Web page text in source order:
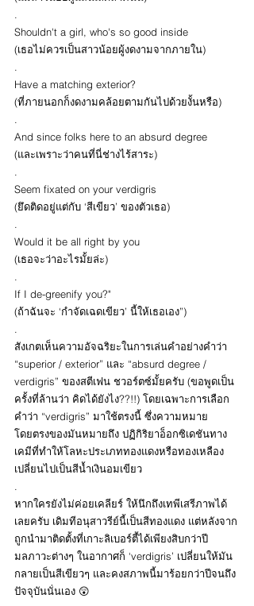
.
Shouldn't a girl, who's so good inside
(เธอไม่ควรเป็นสาวน้อยผู้งดงามจากภายใน)
.
Have a matching exterior?
(ที่ภายนอกก็งดงามคล้อยตามกันไปด้วยงั้นหรือ)
.
And since folks here to an absurd degree
(และเพราะว่าคนที่นี่ช่างไร้สาระ)
.
Seem fixated on your verdigris
(ยึดติดอยู่แต่กับ ‘สีเขียว’ ของตัวเธอ)
.
Would it be all right by you
(เธอจะว่าอะไรมั้ยล่ะ)
.
If I de-greenify you?"
(ถ้าฉันจะ ‘กำจัดเฉดเขียว’ นี้ให้เธอเอง”)
.
สังเกตเห็นความอัจฉริยะในการเล่นคำอย่างคำว่า
“superior / exterior” และ “absurd degree /
verdigris” ของสตีเฟน ชวอร์ตซ์มั้ยครับ (ขอพูดเป็น
ครั้งที่ล้านว่า คิดได้ยังไง??!!) โดยเฉพาะการเลือก
คำว่า “verdigris” มาใช้ตรงนี้ ซึ่งความหมาย
โดยตรงของมันหมายถึง ปฏิกิริยาอ็อกซิเดชันทาง
เคมีที่ทำให้โลหะประเภททองแดงหรือทองเหลือง
เปลี่ยนไปเป็นสีน้ำเงินอมเขียว
.
หากใครยังไม่ค่อยเคลียร์ ให้นึกถึงเทพีเสรีภาพได้
เลยครับ เดิมทีอนุสาวรีย์นี้เป็นสีทองแดง แต่หลังจาก
ถูกนำมาติดตั้งที่เกาะลิเบอร์ตี้ได้เพียงสิบกว่าปี
มลภาวะต่างๆ ในอากาศก็ ‘verdigris’ เปลี่ยนให้มัน
กลายเป็นสีเขียวๆ และคงสภาพนี้มาร้อยกว่าปีจนถึง
ปัจจุบันนั่นเอง 😲